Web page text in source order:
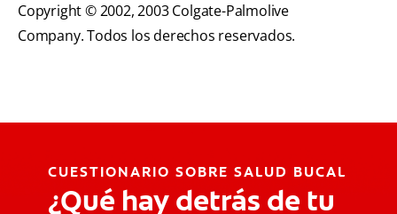
Copyright © 2002, 2003 Colgate-Palmolive
Company. Todos los derechos reservados.
CUESTIONARIO SOBRE SALUD BUCAL
¿Qué hay detrás de tu